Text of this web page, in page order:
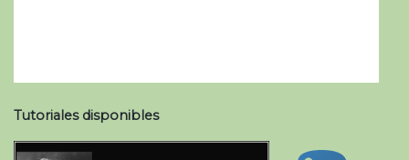
Tutoriales disponibles